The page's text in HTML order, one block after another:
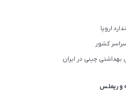
اروپا
کشور
بهداشتی چینی در ایران
وریملس